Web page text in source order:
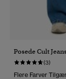
Posede Cult
(3)
Flere Farver